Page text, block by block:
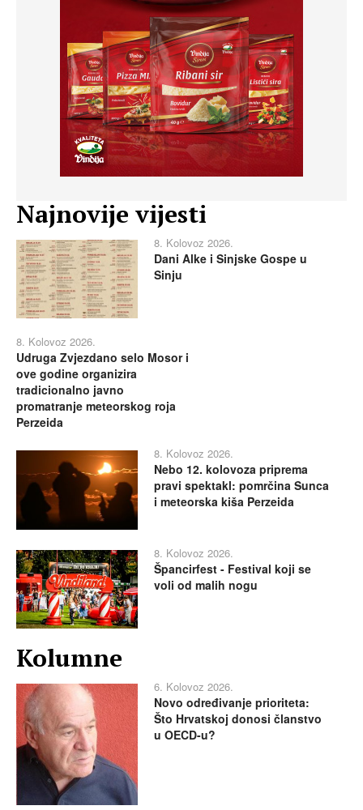
Najnovije vijesti
8. Kolovoz 2026.
Dani Alke i Sinjske Gospe u
Sinju
8. Kolovoz 2026.
Udruga Zvjezdano selo Mosor i
ove godine organizira
tradicionalno javno
promatranje meteorskog roja
Perzeida
8. Kolovoz 2026.
Nebo 12. kolovoza priprema
pravi spektakl: pomrčina Sunca
i meteorska kiša Perzeida
8. Kolovoz 2026.
Špancirfest - Festival koji se
voli od malih nogu
Kolumne
6. Kolovoz 2026.
Novo određivanje prioriteta:
Što Hrvatskoj donosi članstvo
u OECD-u?